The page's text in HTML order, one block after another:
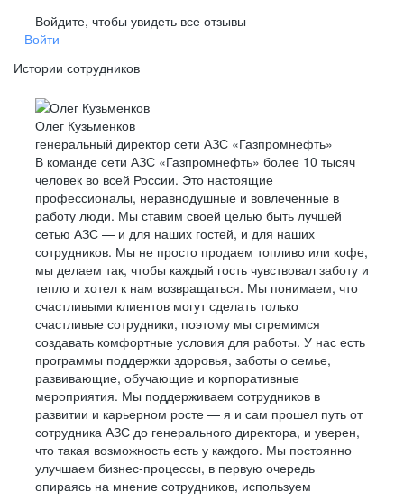
Войдите, чтобы увидеть все отзывы
Войти
Истории сотрудников
Олег Кузьменков
генеральный директор сети АЗС «Газпромнефть»
В команде сети АЗС «Газпромнефть» более 10 тысяч
человек во всей России. Это настоящие
профессионалы, неравнодушные и вовлеченные в
работу люди. Мы ставим своей целью быть лучшей
сетью АЗС — и для наших гостей, и для наших
сотрудников. Мы не просто продаем топливо или кофе,
мы делаем так, чтобы каждый гость чувствовал заботу и
тепло и хотел к нам возвращаться. Мы понимаем, что
счастливыми клиентов могут сделать только
счастливые сотрудники, поэтому мы стремимся
создавать комфортные условия для работы. У нас есть
программы поддержки здоровья, заботы о семье,
развивающие, обучающие и корпоративные
мероприятия. Мы поддерживаем сотрудников в
развитии и карьерном росте — я и сам прошел путь от
сотрудника АЗС до генерального директора, и уверен,
что такая возможность есть у каждого. Мы постоянно
улучшаем бизнес-процессы, в первую очередь
опираясь на мнение сотрудников, используем